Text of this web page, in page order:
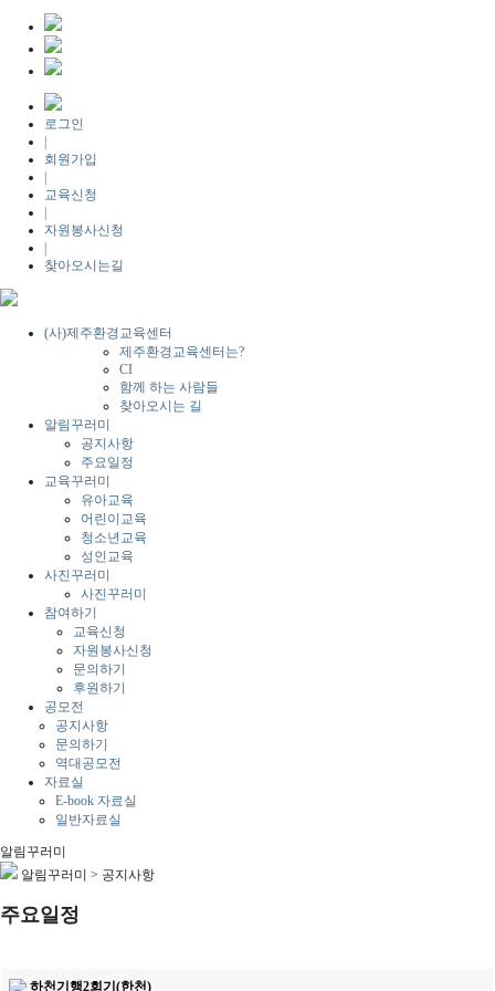
로그인
회원가입
교육신청
자원봉사신청
찾아오시는길
(사)제주환경교육센터
제주환경교육센터는?
CI
함께 하는 사람들
찾아오시는 길
알림꾸러미
공지사항
주요일정
교육꾸러미
유아교육
어린이교육
청소년교육
성인교육
사진꾸러미
사진꾸러미
참여하기
교육신청
자원봉사신청
문의하기
후원하기
공모전
공지사항
문의하기
역대공모전
자료실
E-book 자료실
일반자료실
알림꾸러미
알림꾸러미 > 공지사항
주요일정
하천기행2회기(한천)